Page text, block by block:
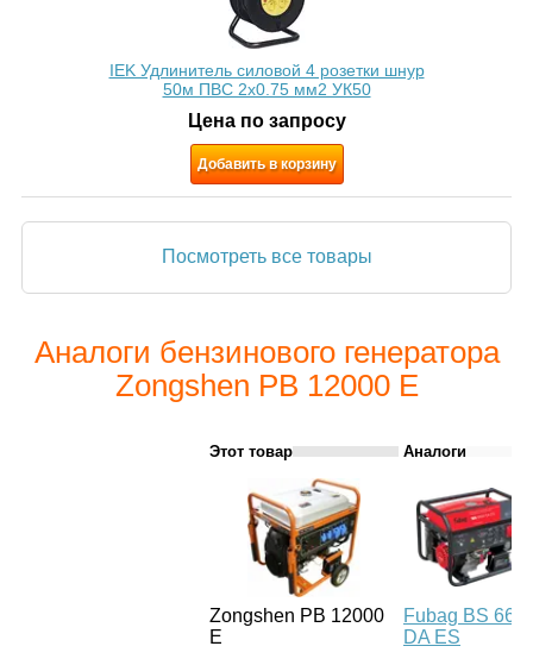
IEK Удлинитель силовой 4 розетки шнур
50м ПВС 2х0.75 мм2 УК50
Цена по запросу
Добавить в корзину
Посмотреть все товары
Аналоги бензинового генератора
Zongshen PB 12000 E
Этот товар Аналоги
Zongshen PB 12000
E
Fubag BS
DA ES